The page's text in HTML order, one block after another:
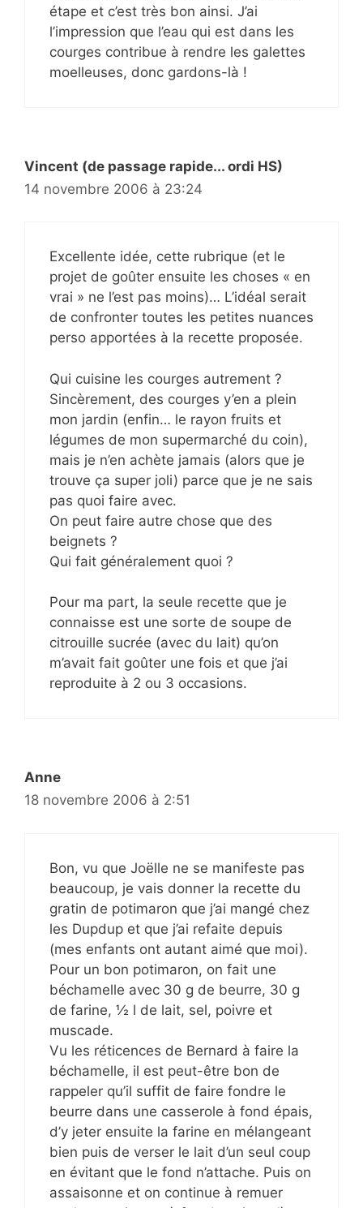
étape et c’est très bon ainsi. J’ai
l’impression que l’eau qui est dans les
courges contribue à rendre les galettes
moelleuses, donc gardons-là !
Vincent (de passage rapide... ordi HS)
14 novembre 2006 à 23:24
Excellente idée, cette rubrique (et le
projet de goûter ensuite les choses « en
vrai » ne l’est pas moins)… L’idéal serait
de confronter toutes les petites nuances
perso apportées à la recette proposée.
Qui cuisine les courges autrement ?
Sincèrement, des courges y’en a plein
mon jardin (enfin… le rayon fruits et
légumes de mon supermarché du coin),
mais je n’en achète jamais (alors que je
trouve ça super joli) parce que je ne sais
pas quoi faire avec.
On peut faire autre chose que des
beignets ?
Qui fait généralement quoi ?
Pour ma part, la seule recette que je
connaisse est une sorte de soupe de
citrouille sucrée (avec du lait) qu’on
m’avait fait goûter une fois et que j’ai
reproduite à 2 ou 3 occasions.
Anne
18 novembre 2006 à 2:51
Bon, vu que Joëlle ne se manifeste pas
beaucoup, je vais donner la recette du
gratin de potimaron que j’ai mangé chez
les Dupdup et que j’ai refaite depuis
(mes enfants ont autant aimé que moi).
Pour un bon potimaron, on fait une
béchamelle avec 30 g de beurre, 30 g
de farine, ½ l de lait, sel, poivre et
muscade.
Vu les réticences de Bernard à faire la
béchamelle, il est peut-être bon de
rappeler qu’il suffit de faire fondre le
beurre dans une casserole à fond épais,
d’y jeter ensuite la farine en mélangeant
bien puis de verser le lait d’un seul coup
en évitant que le fond n’attache. Puis on
assaisonne et on continue à remuer